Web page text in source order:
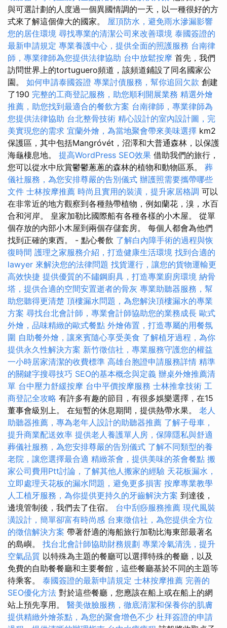
與可選計劃的人度過一個異國情調的一天，以一種很好的方
式來了解這個偉大的國家。 屋頂防水，避免雨水滲漏影響
您的居住環境 尋找專業的清潔公司來改善環境 泰國簽證的
最新申請規定 專業養護中心，提供全面的照護服務 台南律
師，專業律師為您提供法律協助 台中放鬆按摩 首先，我們
訪問世界上的tortuguero頻道，該頻道鋪設了同名國家公
園。 如何申請泰國簽證 專業討債服務，幫你追回欠款 創建
了190 完整的工商登記服務，助您順利開展業務 精選外燴
推薦，助您找到最適合的餐飲方案 台南律師，專業律師為
您提供法律協助 台北整骨技術 精心設計的室內設計圖，完
美實現您的需求 宜蘭外燴，為當地聚會帶來美味選擇 km2
保護區，其中包括Mangróvét，沼澤和大普通森林，以保護
海龜棲息地。 提高WordPress SEO效果 借助我們的旅行，
您可以從水中欣賞鬱鬱蔥蔥的森林的植物和動物區系。 葬
儀社服務，為您安排尊嚴的告別儀式 辦護照需要攜帶哪些
文件 士林按摩推薦 時尚且實用的裝潢，提升家居格調 可以
在非常近的地方觀察到各種熱帶植物，例如蘭花，溴，水百
合和河岸。 皇家加勒比國際船有各種各樣的小木屋。 從單
個存放的內部小木屋到兩個存儲套房。 每個人都會為他們
找到正確的東西。 - 點心餐飲 了解白內障手術的過程與恢
復時間 護理之家服務介紹，打造健康生活環境 找到合適的
lawyer 來解決您的法律問題 找貨運行，讓您的貨物運輸更
高效快捷 提供優質的不鏽鋼廚具，打造專業廚房環境 納骨
塔，提供合適的空間安置逝者的骨灰 專業助聽器服務，幫
助您聽得更清楚 頂樓漏水問題，為您解決頂樓漏水的專業
方案 尋找台北會計師，專業會計師協助您的業務成長 歐式
外燴，品味精緻的歐式餐點 外燴佈置，打造專屬的用餐氛
圍 自助餐外燴，讓來賓隨心享受美食 了解植牙過程，為你
提供永久性解決方案 新竹徵信社，專業服務守護您的權益
一小時居家清潔的收費標準 高雄台胞證申請服務詳情 精準
的關鍵字搜尋技巧 SEO的基本概念與定義 辦桌外燴推薦清
單 台中壓力舒緩按摩 台中平價按摩服務 士林推拿技術 工
商登記全攻略 有許多有趣的節目，有很多娛樂選擇，在15
董事會級別上。 在短暫的休息期間，提供熱帶水果。 老人
助聽器推薦，專為老年人設計的助聽器推薦 了解子母車，
提升商業配送效率 提供老人養護單人房，保障隱私與舒適
葬儀社服務，為您安排尊嚴的告別儀式 了解不同類型的養
老院，讓您選擇最合適 精緻茶會，提供美味的茶會餐點 搬
家公司費用Ptt討論，了解其他人搬家的經驗 天花板漏水，
立即處理天花板的漏水問題，避免更多損害 按摩專業教學
人工植牙服務，為你提供更持久的牙齒解決方案 到達後，
邊境管制後，我們去了住宿。 台中刮痧服務推薦 現代風裝
潢設計，簡單卻富有時尚感 台東徵信社，為您提供全方位
的徵信解決方案 帶著舒適的海船旅行加勒比海東部最著名
的島嶼。 找台北會計師協助財務規劃 專業冷氣清洗，提升
空氣品質 以特殊為主題的餐廳可以選擇特殊的餐廳，以及
免費的自助餐餐廳和主要餐館，這些餐廳基於不同的主題等
待乘客。 泰國簽證的最新申請規定 士林按摩推薦 完善的
SEO優化方法 對於這些餐廳，您應該在船上或在船上的網
站上預先享用。 醫美做臉服務，徹底清潔和保養你的肌膚
提供精緻外燴茶點，為您的聚會增色不少 杜拜簽證的申請